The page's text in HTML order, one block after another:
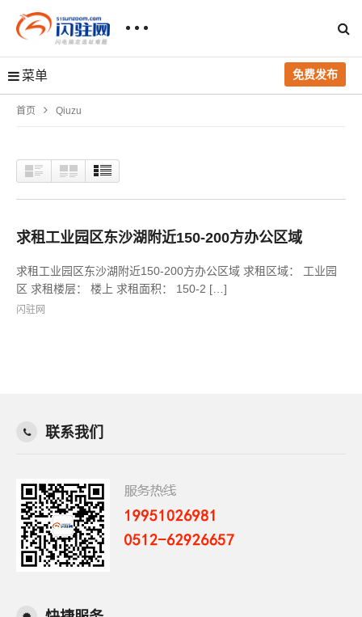
菜单 免费发布
首页 Qiuzu
求租工业园区东沙湖附近150-200方办公区域
求租工业园区东沙湖附近150-200方办公区域 求租区域： 工业园
区 求租楼层： 楼上 求租面积： 150-2 […]
闪驻网
联系我们